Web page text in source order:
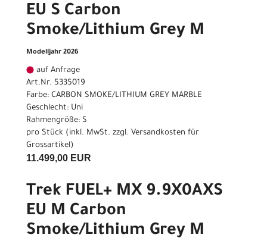
EU S Carbon
Smoke/Lithium Grey M
Modelljahr 2026
auf Anfrage
Art.Nr. 5335019
Farbe: CARBON SMOKE/LITHIUM GREY MARBLE
Geschlecht: Uni
Rahmengröße: S
pro Stück (inkl. MwSt. zzgl. Versandkosten für
Grossartikel)
11.499,00 EUR
Trek FUEL+ MX 9.9X0AXS
EU M Carbon
Smoke/Lithium Grey M